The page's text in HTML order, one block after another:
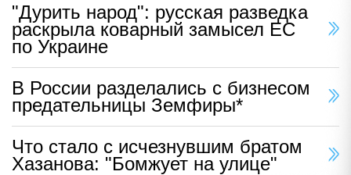
"Дурить народ": русская разведка
раскрыла коварный замысел ЕС
по Украине
В России разделались с бизнесом
предательницы Земфиры*
Что стало с исчезнувшим братом
Хазанова: "Бомжует на улице"